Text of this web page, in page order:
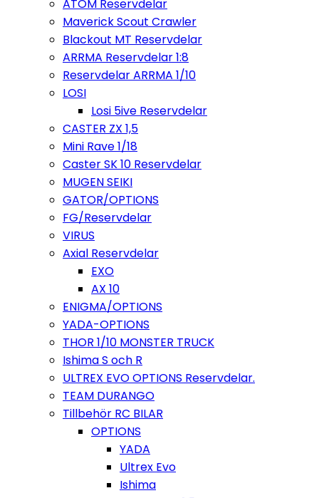
ATOM Reservdelar
Maverick Scout Crawler
Blackout MT Reservdelar
ARRMA Reservdelar 1:8
Reservdelar ARRMA 1/10
LOSI
Losi 5ive Reservdelar
CASTER ZX 1,5
Mini Rave 1/18
Caster SK 10 Reservdelar
MUGEN SEIKI
GATOR/OPTIONS
FG/Reservdelar
VIRUS
Axial Reservdelar
EXO
AX 10
ENIGMA/OPTIONS
YADA-OPTIONS
THOR 1/10 MONSTER TRUCK
Ishima S och R
ULTREX EVO OPTIONS Reservdelar.
TEAM DURANGO
Tillbehör RC BILAR
OPTIONS
YADA
Ultrex Evo
Ishima